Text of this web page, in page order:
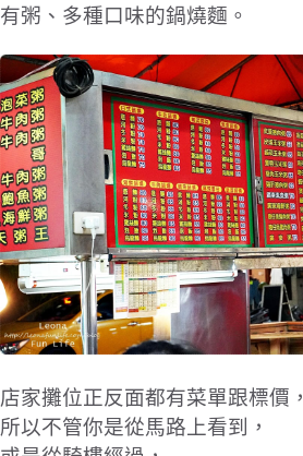
有粥、多種口味的鍋燒麵。
店家攤位正反面都有菜單跟標價，
所以不管你是從馬路上看到，